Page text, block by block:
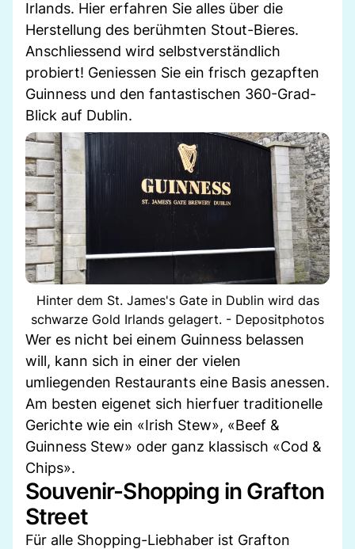
Irlands. Hier erfahren Sie alles über die
Herstellung des berühmten Stout-Bieres.
Anschliessend wird selbstverständlich
probiert! Geniessen Sie ein frisch gezapften
Guinness und den fantastischen 360-Grad-
Blick auf Dublin.
Hinter dem St. James's Gate in Dublin wird das
schwarze Gold Irlands gelagert. - Depositphotos
Wer es nicht bei einem Guinness belassen
will, kann sich in einer der vielen
umliegenden Restaurants eine Basis anessen.
Am besten eigenet sich hierfuer traditionelle
Gerichte wie ein «Irish Stew», «Beef &
Guinness Stew» oder ganz klassisch «Cod &
Chips».
Souvenir-Shopping in Grafton
Street
Für alle Shopping-Liebhaber ist Grafton